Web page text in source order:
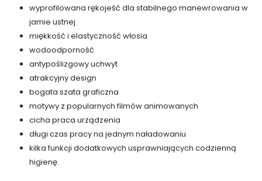
wyprofilowana rękojeść dla stabilnego manewrowania w
jamie ustnej
miękkość i elastyczność włosia
wodoodporność
antypoślizgowy uchwyt
atrakcyjny design
bogata szata graficzna
motywy z popularnych filmów animowanych
cicha praca urządzenia
długi czas pracy na jednym naładowaniu
kilka funkcji dodatkowych usprawniających codzienną
higienę.